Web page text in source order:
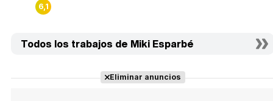
6,1
Todos los trabajos de Miki Esparbé
Eliminar anuncios